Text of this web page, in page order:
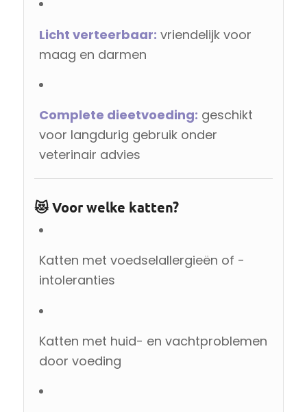
Licht verteerbaar: vriendelijk voor
maag en darmen
Complete dieetvoeding: geschikt
voor langdurig gebruik onder
veterinair advies
😻 Voor welke katten?
Katten met voedselallergieën of -
intoleranties
Katten met huid- en vachtproblemen
door voeding